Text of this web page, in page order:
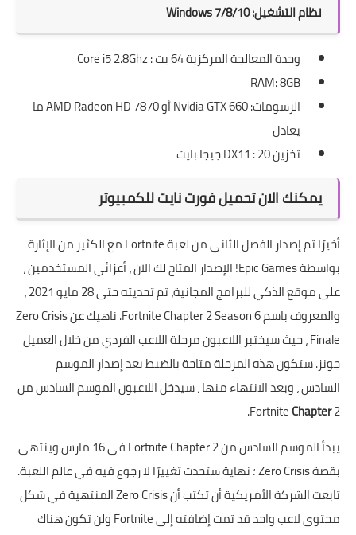
نظام التشغيل: Windows 7/8/10
وحدة المعالجة المركزية 64 بت : Core i5 2.8Ghz
RAM: 8GB
الرسومات: Nvidia GTX 660 أو AMD Radeon HD 7870 ما
يعادل
تخزين DX11 : 20 جيجا بايت
يمكنك الان تحميل فورت نايت للكمبيوتر
أخيرًا تم إصدار الفصل الثاني من لعبة Fortnite مع الكثير من الإثارة
بواسطة Epic Games! الإصدار المتاح لك الآن ، أعزائي المستخدمين ،
على موقع الذكي للبرامج المجانية، تم تحديثه حتى 28 مايو 2021 ،
والمعروف باسم Fortnite Chapter 2 Season 6. ناهيك عن Zero Crisis
Finale ، حيث سيختبر اللاعبون مرحلة اللاعب الفردي من خلال العميل
جونز. ستكون هذه المرحلة متاحة بالضبط بعد إصدار الموسم
السادس ، وبعد الانتهاء منها ، سيدخل اللاعبون الموسم السادس من
FortniteChapter2.
يبدأ الموسم السادس من Fortnite Chapter 2 في 16 مارس وينتهي
بقصة Zero Crisis ؛ نهاية ستحدث تغييرًا لا رجوع فيه في عالم اللعبة.
تابعت الشركة الأمريكية أن تكتب أن Zero Crisis المنتهية في شكل
محتوى لاعب واحد قد تمت إضافته إلى Fortnite ولن تكون هناك